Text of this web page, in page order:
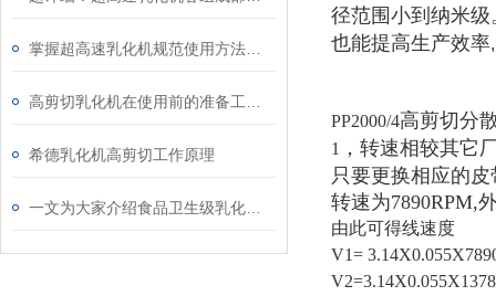
希德乳化机高剪切工作原理
径范围小到纳米
也能提高生产效率,
PP2000/4高剪切分
1
，转速相较其它
只要更换相应的
转速为7890RPM,
由此可得线速度
V1=